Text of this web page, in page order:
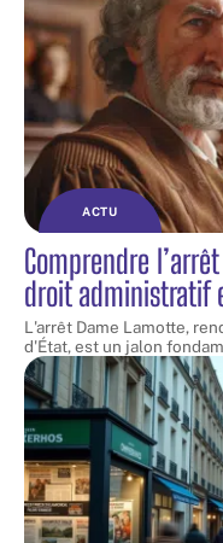
ACTU
Comprendre
droit administratif
L'arrêt Dame Lamotte,
d'État, est un jalon